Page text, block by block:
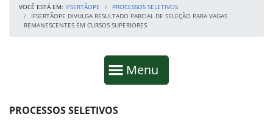
VOCÊ ESTÁ EM: IFSERTÃOPE
PROCESSOS SELETIVOS
IFSERTÃOPE DIVULGA RESULTADO PARCIAL DE SELEÇÃO PARA VAGAS
REMANESCENTES EM CURSOS SUPERIORES
Mostrar
Menu
Fim da navegação
Início do conteúdo
PROCESSOS SELETIVOS